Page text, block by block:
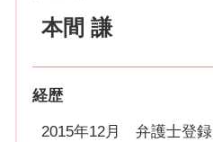
本間 謙
経歴
2015年12月 弁護士登録